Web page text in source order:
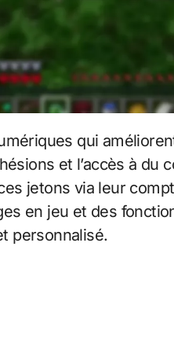
et l’accès à du
jetons via leur
en jeu et des
personnalisé.